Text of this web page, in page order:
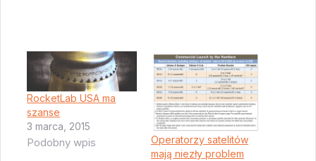
RocketLab USA ma
szanse
3 marca, 2015
Podobny wpis
Operatorzy satelitów
mają niezły problem